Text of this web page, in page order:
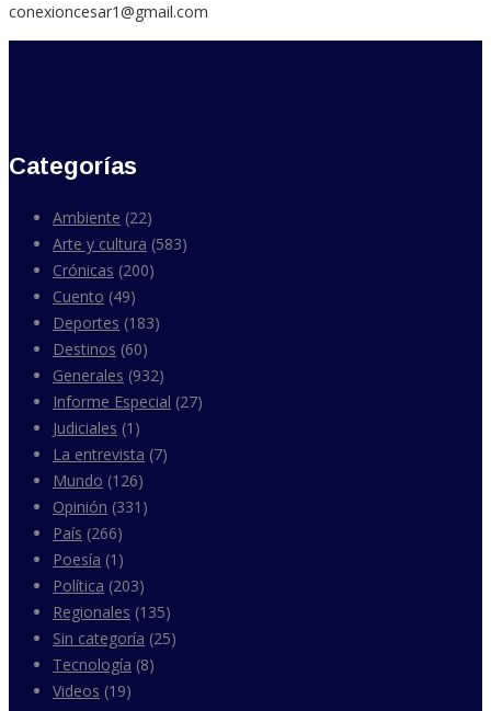
conexioncesar1@gmail.com
Categorías
Ambiente (22)
Arte y cultura (583)
Crónicas (200)
Cuento (49)
Deportes (183)
Destinos (60)
Generales (932)
Informe Especial (27)
Judiciales (1)
La entrevista (7)
Mundo (126)
Opinión (331)
País (266)
Poesía (1)
Política (203)
Regionales (135)
Sin categoría (25)
Tecnología (8)
Videos (19)